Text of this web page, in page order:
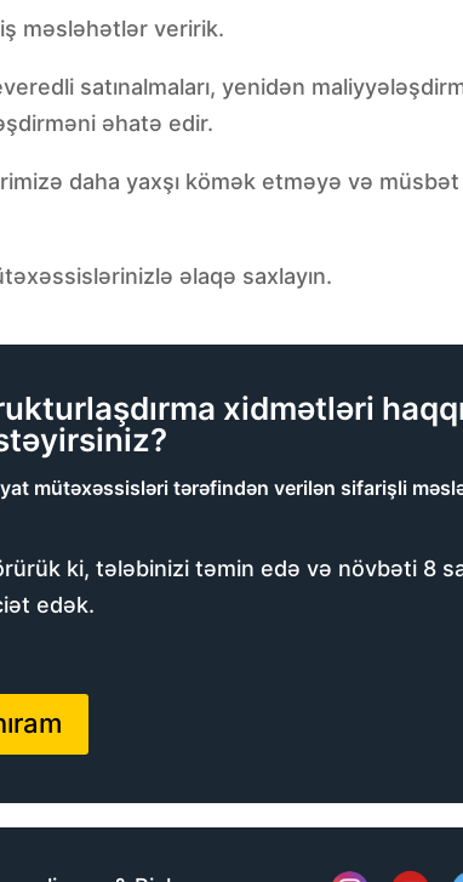
məsləhətlər veririk.
satınalmaları, yenidən
əhatə edir.
daha yaxşı kömək etməyə və
əlaqə saxlayın.
xidmətləri
mütəxəssisləri tərəfindən verilən sifarişli
ki, tələbinizi təmin edə və növbəti 8
edək.